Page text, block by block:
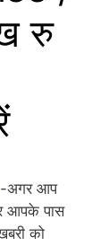
रु
अगर आप
आपके पास
को